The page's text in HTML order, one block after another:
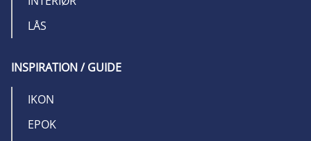
LÅS
INSPIRATION / GUIDE
IKON
EPOK